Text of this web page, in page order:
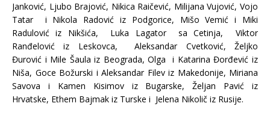
Janković, Ljubo Brajović, Nikica Raičević, Milijana Vujović, Vojo
Tatar i Nikola Radović iz Podgorice, Mišo Vemić i Miki
Radulović iz Nikšića, Luka Lagator sa Cetinja, Viktor
Ranđelović iz Leskovca, Aleksandar Cvetković, Željko
Đurović i Mile Šaula iz Beograda, Olga i Katarina Đorđević iz
Niša, Goce Božurski i Aleksandar Filev iz Makedonije, Miriana
Savova i Kamen Kisimov iz Bugarske, Željan Pavić iz
Hrvatske, Ethem Bajmak iz Turske i Jelena Nikolič iz Rusije.